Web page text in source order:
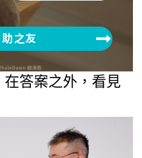
之友
答案之外，看見